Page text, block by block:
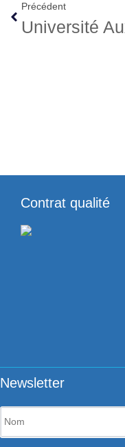
Précédent
Université
Contrat qualité
Newsletter